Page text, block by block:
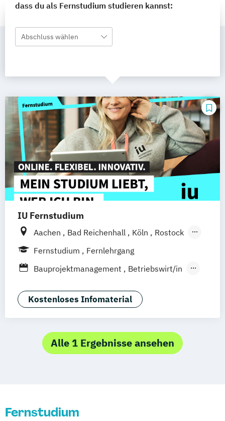
dass du als Fernstudium studieren kannst:
Abschluss wählen
IU Fernstudium
Aachen Bad Reichenhall Köln
Rostock
Freiburg
Frankfurt am Main
Deggendorf Karlsruhe Kassel
Oberhausen Offenbach Saarbrücken
Neu-Ulm Graz Innsbruck Wien
Augsburg Freising Friedrichshafen
Klagenfurt Magdeburg Münster Trier
Würzburg Chemnitz Linz
Fernstudium
Fernlehrgang
Bauprojektmanagement
Betriebswirt/in
Gesundheitsmanagement
Betriebswirt/in im Pflegemanagement
Betriebswirtschaftslehre und Customer
Experience Management
Betriebswirtschaftslehre – Office
Kostenloses Infomaterial
Alle 1 Ergebnisse ansehen
Fernstudium